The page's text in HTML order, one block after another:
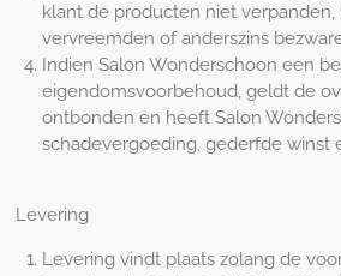
klant de producten niet verpanden,
vervreemden of anderszins
Indien Salon Wonderschoon een
eigendomsvoorbehoud, geldt de
ontbonden en heeft Salon
schadevergoeding, gederfde winst
Levering
Levering vindt plaats zolang de